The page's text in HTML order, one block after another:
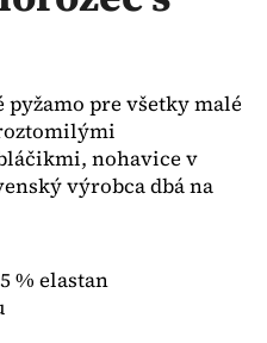
pyžamo pre všetky malé
nohavice v
výrobca dbá na
% elastan